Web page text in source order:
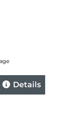
Details